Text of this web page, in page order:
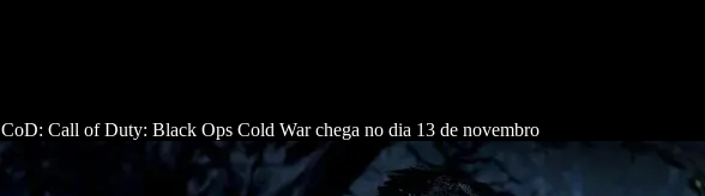
CoD: Call of Duty: Black Ops Cold War chega no dia 13 de novembro